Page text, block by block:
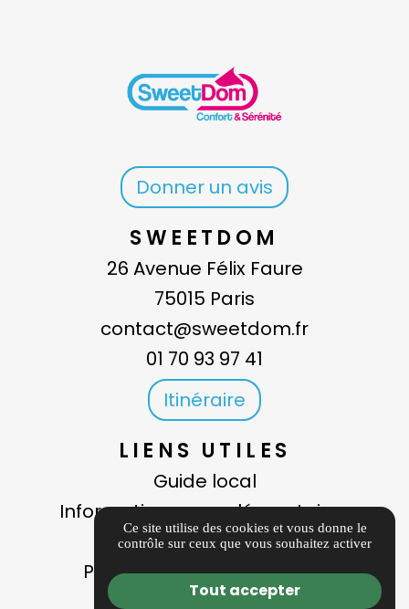
Donner un avis
SWEETDOM
26 Avenue Félix Faure
75015 Paris
contact@sweetdom.fr
01 70 93 97 41
Itinéraire
LIENS UTILES
Guide local
Informations complémentaires
Mentions légales
Politique de confidentialité
Gestion des cookies
Ce site utilise des cookies et vous donne le
contrôle sur ceux que vous souhaitez activer
Tout accepter